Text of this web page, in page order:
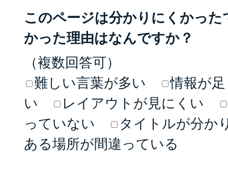
このページは分かりにくかっ
かった理由はなんですか？
（複数回答可）
難しい言葉が多い
情報が
い
レイアウトが見にくい
っていない
タイトルが分か
ある場所が間違っている